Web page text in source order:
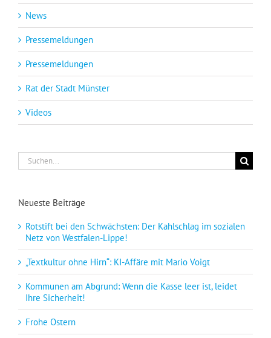
News
Pressemeldungen
Pressemeldungen
Rat der Stadt Münster
Videos
Suche
nach:
Neueste Beiträge
Rotstift bei den Schwächsten: Der Kahlschlag im sozialen
Netz von Westfalen-Lippe!
„Textkultur ohne Hirn“: KI-Affäre mit Mario Voigt
Kommunen am Abgrund: Wenn die Kasse leer ist, leidet
Ihre Sicherheit!
Frohe Ostern